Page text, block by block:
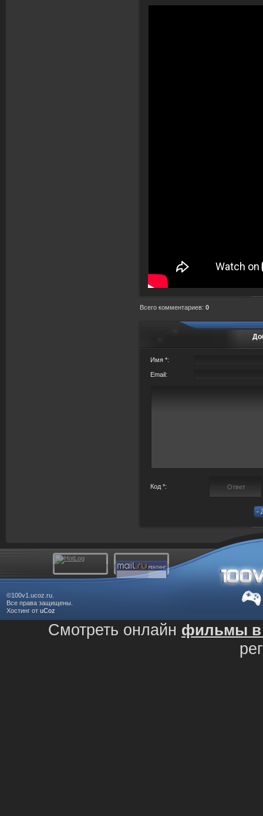
Всего комментариев: 0
Имя *:
Email:
Код *:
©100v1.ucoz.ru.
Все права защищены.
Хостинг от uCoz
Смотреть онлайн фильмы в